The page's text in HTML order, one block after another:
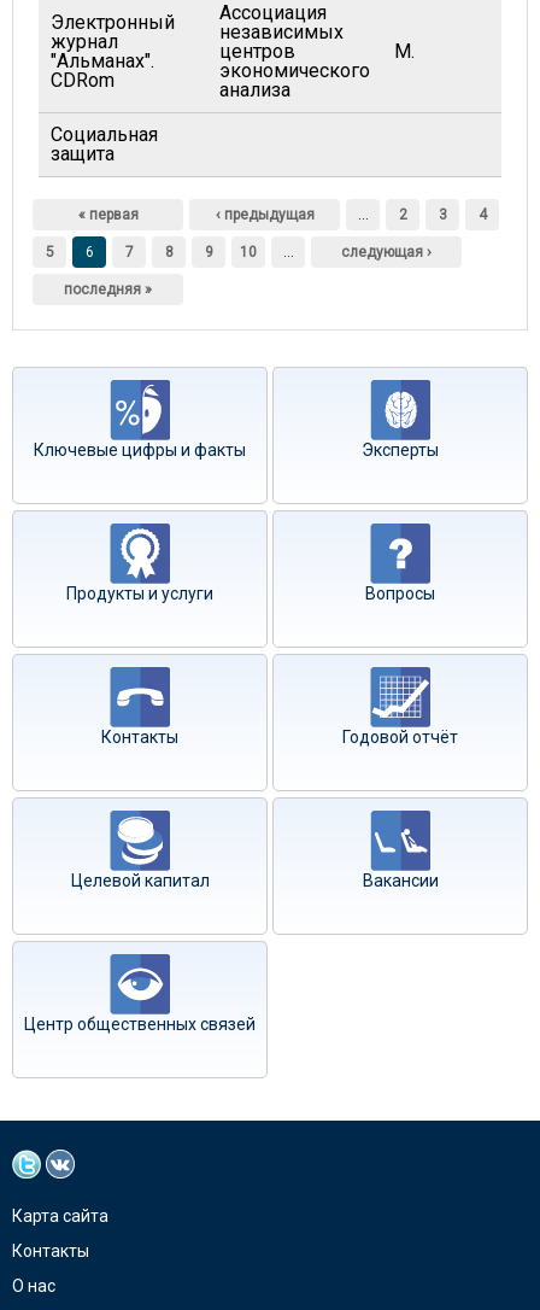
Электронный
журнал
"Альманах".
CDRom
Ассоциация
независимых
центров
экономического
анализа
М.
Социальная
защита
« первая ‹ предыдущая … 2 3 4
5 6 7 8 9 10 … следующая ›
последняя »
Ключевые цифры и факты Эксперты
Продукты и услуги Вопросы
Контакты Годовой отчёт
Целевой капитал Вакансии
Центр общественных связей
Карта сайта
Контакты
О нас